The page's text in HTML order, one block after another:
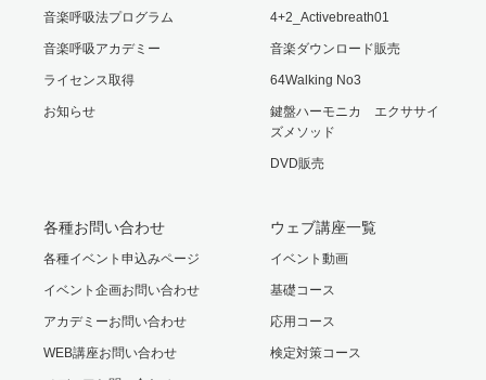
音楽呼吸法プログラム
音楽呼吸アカデミー
ライセンス取得
お知らせ
4+2_Activebreath01
音楽ダウンロード販売
64Walking No3
鍵盤ハーモニカ エクササイ
ズメソッド
DVD販売
各種お問い合わせ
各種イベント申込みページ
イベント企画お問い合わせ
アカデミーお問い合わせ
WEB講座お問い合わせ
ウェブ講座一覧
イベント動画
基礎コース
応用コース
検定対策コース